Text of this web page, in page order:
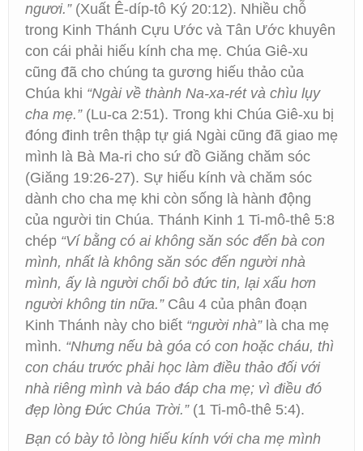
ngươi.”(Xuất Ê-díp-tô Ký 20:12). Nhiều chỗ
trong Kinh Thánh Cựu Ước và Tân Ước khuyên
con cái phải hiếu kính cha mẹ. Chúa Giê-xu
cũng đã cho chúng ta gương hiếu thảo của
Chúa khi “Ngài về thành Na-xa-rét và chìu lụy
cha mẹ.”(Lu-ca 2:51). Trong khi Chúa Giê-xu bị
đóng đinh trên thập tự giá Ngài cũng đã giao mẹ
mình là Bà Ma-ri cho sứ đồ Giăng chăm sóc
(Giăng 19:26-27). Sự hiếu kính và chăm sóc
dành cho cha mẹ khi còn sống là hành động
của người tin Chúa. Thánh Kinh 1 Ti-mô-thê 5:8
chép “Ví bằng có ai không săn sóc đến bà con
mình, nhất là không săn sóc đến người nhà
mình, ấy là người chối bỏ đức tin, lại xấu hơn
người không tin nữa.”Câu 4 của phân đoạn
Kinh Thánh này cho biết “người nhà”là cha mẹ
mình. “Nhưng nếu bà góa có con hoặc cháu, thì
con cháu trước phải học làm điều thảo đối với
nhà riêng mình và báo đáp cha mẹ; vì điều đó
đẹp lòng Đức Chúa Trời.” (1 Ti-mô-thê 5:4).
Bạn có bày tỏ lòng hiếu kính với cha mẹ mình